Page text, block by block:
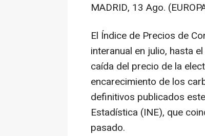
MADRID, 13 Ago.
El Índice de Precios de
interanual en julio, hasta
caída del precio de la
encarecimiento de los
definitivos publicados
Estadística (INE), que
pasado.